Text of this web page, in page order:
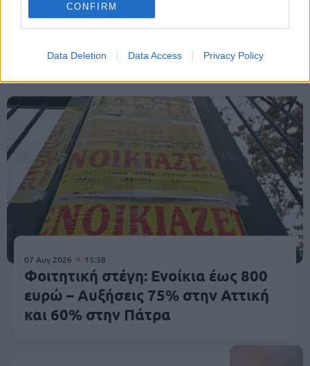
CONFIRM
Data Deletion Data Access Privacy Policy
Κοινωνία
07 Αυγ 2026 15:58
Φοιτητική στέγη: Ενοίκια έως 800
ευρώ – Αυξήσεις 75% στην Αττική
και 60% στην Πάτρα